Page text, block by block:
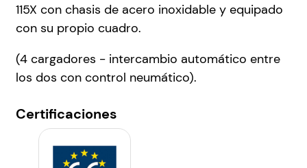
115X con chasis de acero inoxidable y equipado
con su propio cuadro.
(4 cargadores - intercambio automático entre
los dos con control neumático).
Certificaciones